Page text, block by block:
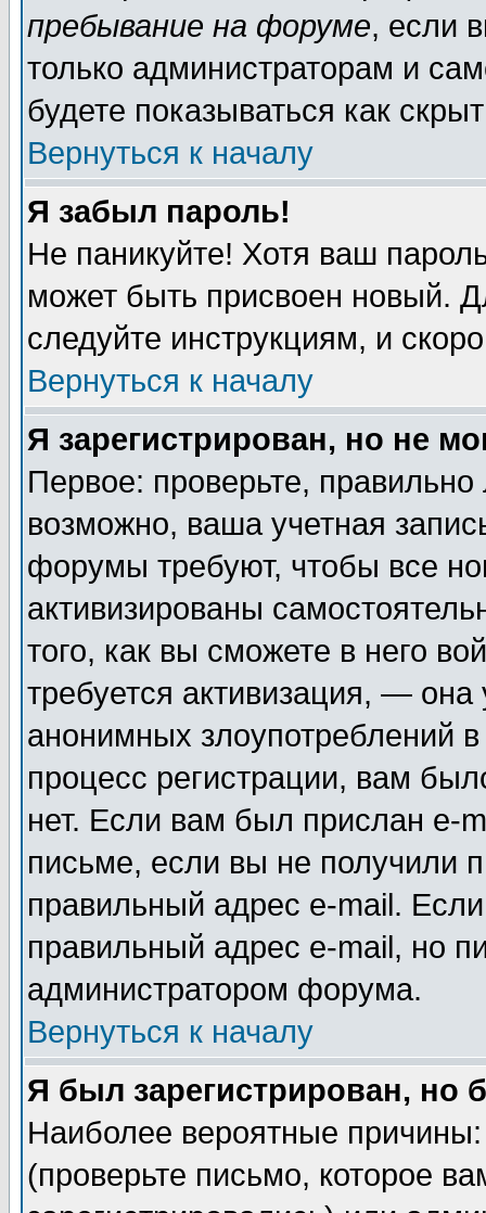
пребывание на форуме, если
только администраторам и
будете показываться как
Вернуться к началу
Я забыл пароль!
Не паникуйте! Хотя ваш
может быть присвоен новый.
следуйте инструкциям, и
Вернуться к началу
Я зарегистрирован, но не
Первое: проверьте,
возможно, ваша учетная
форумы требуют, чтобы все
активизированы
того, как вы сможете в него
требуется активизация, —
анонимных злоупотреблений
процесс регистрации, вам
нет. Если вам был прислан e-
письме, если вы не получили
правильный адрес e-mail.
правильный адрес e-mail, но
администратором форума.
Вернуться к началу
Я был зарегистрирован, но
Наиболее вероятные
(проверьте письмо, которое